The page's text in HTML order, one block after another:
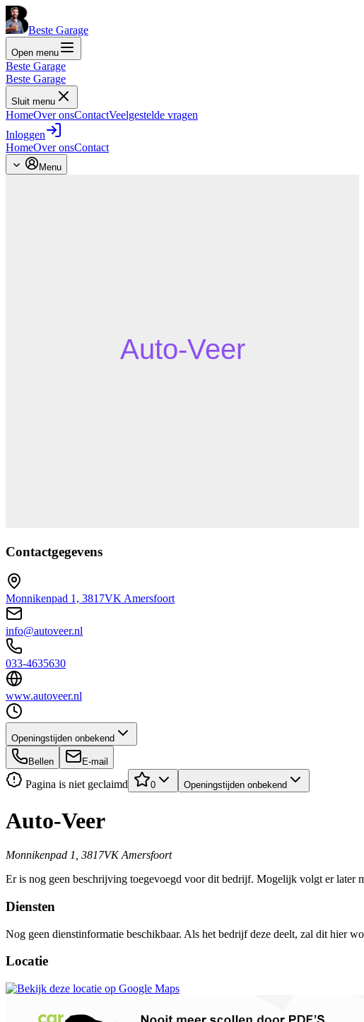
Beste Garage
Open menu
Beste Garage
Beste Garage
Sluit menu
HomeOver onsContactVeelgestelde vragen
Inloggen
HomeOver onsContact
Menu
Contactgegevens
Monnikenpad 1, 3817VK Amersfoort
info@autoveer.nl
033-4635630
www.autoveer.nl
Openingstijden onbekend
Bellen E-mail
Pagina is niet geclaimd 0 Openingstijden onbekend
Auto-Veer
Monnikenpad 1, 3817VK Amersfoort
Er is nog geen beschrijving toegevoegd voor dit bedrijf. Mogelijk volgt er later
Diensten
Nog geen dienstinformatie beschikbaar. Als het bedrijf deze deelt, zal dit hier
Locatie